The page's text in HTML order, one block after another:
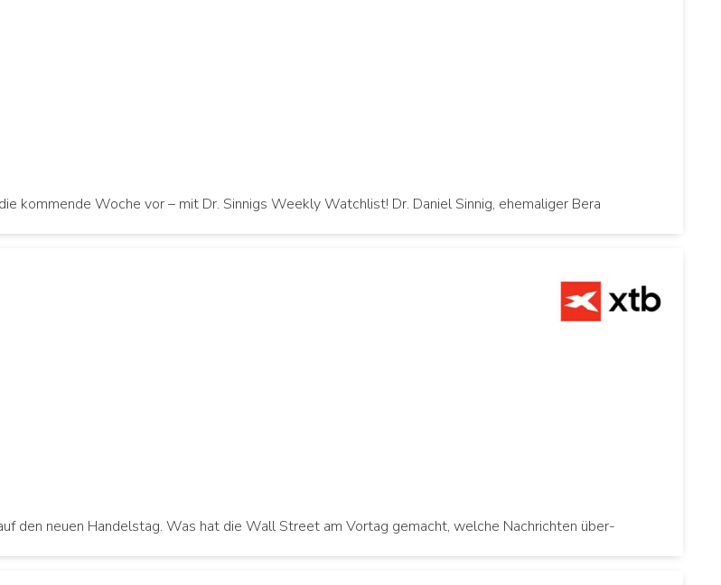
kommende Woche vor – mit Dr. Sinnigs Weekly Watchlist! Dr. Daniel Sinnig, ehemaliger Bera
den neuen Handelstag. Was hat die Wall Street am Vortag gemacht, welche Nachrichten über-